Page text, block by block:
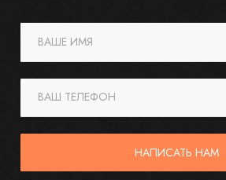
ВАШЕ ИМЯ
ВАШ ТЕЛЕФОН
НАПИСАТЬ НАМ